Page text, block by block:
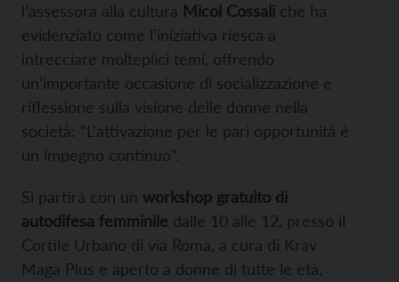
l’assessora alla cultura Micol Cossali che ha
evidenziato come l’iniziativa riesca a
intrecciare molteplici temi, offrendo
un’importante occasione di socializzazione e
riflessione sulla visione delle donne nella
società: “L’attivazione per le pari opportunità è
un impegno continuo”.
Si partirà con un workshop gratuito di
autodifesa femminile dalle 10 alle 12, presso il
Cortile Urbano di via Roma, a cura di Krav
Maga Plus e aperto a donne di tutte le età,